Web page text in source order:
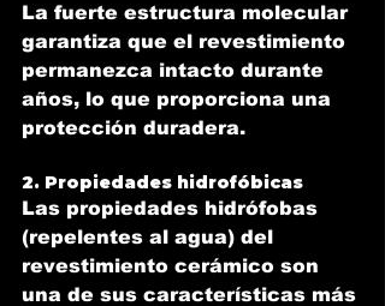
La fuerte estructura molecular
garantiza que el revestimiento
permanezca intacto durante
años, lo que proporciona una
protección duradera.
2. Propiedades hidrofóbicas
Las propiedades hidrófobas
(repelentes al agua) del
revestimiento cerámico son
una de sus características más